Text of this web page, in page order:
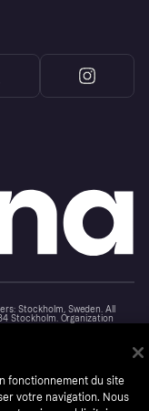
Stockholm, Sweden. All
Stockholm. Organization
fonctionnement du site
votre navigation. Nous